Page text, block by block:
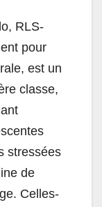
RLS-
pour
est un
classe,
stressées
de
Celles-